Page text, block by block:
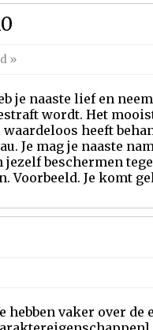
»
je naaste lief en
wordt. Het
heeft
Je mag je naaste
jezelf beschermen
Voorbeeld. Je komt
hebben vaker over de